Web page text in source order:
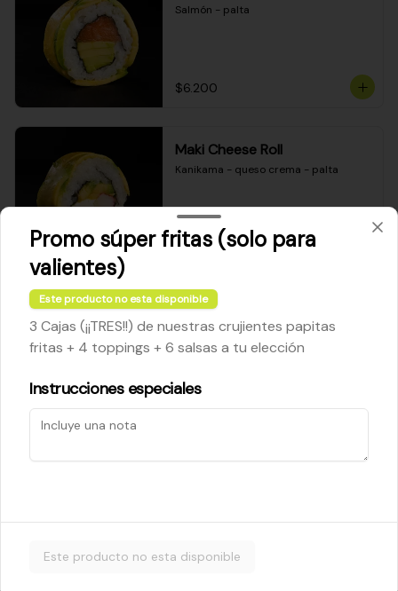
Salmón - palta
$6.200
Maki Cheese Roll
Kanikama - queso crema - palta
$5.200
Cheese Roll
Queso crema - palta - cebollín
$5.200
$5.800
Promo súper fritas (solo para
valientes)
Este producto no esta disponible
3 Cajas (¡¡TRES!!) de nuestras crujientes papitas
fritas + 4 toppings + 6 salsas a tu elección
Instrucciones especiales
Este producto no esta disponible